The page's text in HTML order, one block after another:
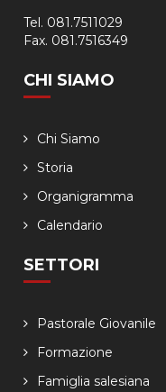
Tel. 081.7511029
Fax. 081.7516349
CHI SIAMO
Chi Siamo
Storia
Organigramma
Calendario
SETTORI
Pastorale Giovanile
Formazione
Famiglia salesiana